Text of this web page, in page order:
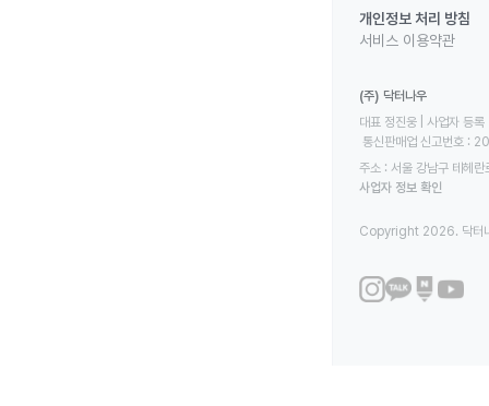
개인정보 처리 방침
서비스 이용약관
(주) 닥터나우
대표 정진웅 | 사업자
통신판매업 신고번호
주소 : 서울 강남구 테헤
사업자 정보 확인
Copyright 2026. 닥터